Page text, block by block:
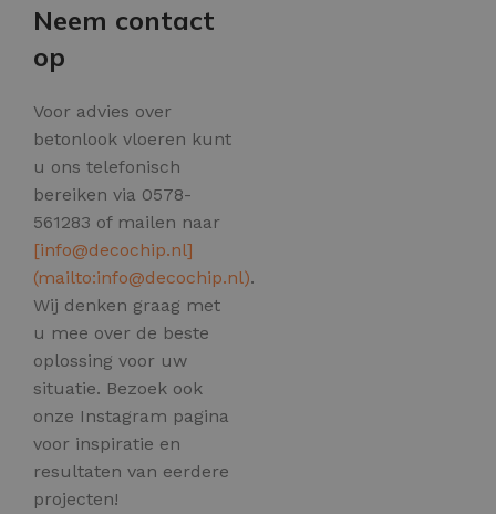
Neem contact
op
Voor advies over
betonlook vloeren kunt
u ons telefonisch
bereiken via 0578-
561283 of mailen naar
[info@decochip.nl]
(mailto:info@decochip.nl).
Wij denken graag met
u mee over de beste
oplossing voor uw
situatie. Bezoek ook
onze Instagram pagina
voor inspiratie en
resultaten van eerdere
projecten!